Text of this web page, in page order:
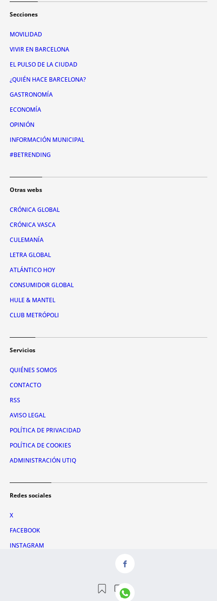
Secciones
MOVILIDAD
VIVIR EN BARCELONA
EL PULSO DE LA CIUDAD
¿QUIÉN HACE BARCELONA?
GASTRONOMÍA
ECONOMÍA
OPINIÓN
INFORMACIÓN MUNICIPAL
#BETRENDING
Otras webs
CRÓNICA GLOBAL
CRÓNICA VASCA
CULEMANÍA
LETRA GLOBAL
ATLÁNTICO HOY
CONSUMIDOR GLOBAL
HULE & MANTEL
CLUB METRÓPOLI
Servicios
QUIÉNES SOMOS
CONTACTO
RSS
AVISO LEGAL
POLÍTICA DE PRIVACIDAD
POLÍTICA DE COOKIES
ADMINISTRACIÓN UTIQ
Redes sociales
X
FACEBOOK
INSTAGRAM